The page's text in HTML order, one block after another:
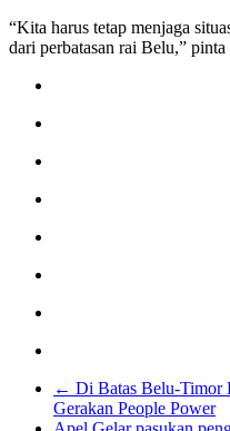
“Kita harus tetap menjaga
dari perbatasan rai Belu,” pinta
← Di Batas Belu-Timor
Gerakan People Power